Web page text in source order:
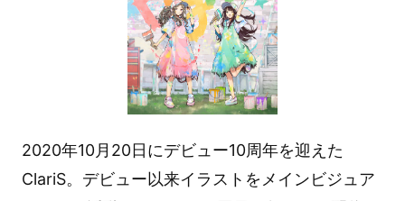
2020年10月20日にデビュー10周年を迎えた
ClariS。デビュー以来イラストをメインビジュア